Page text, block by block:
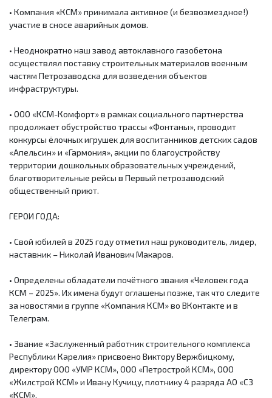
• Компания «КСМ» принимала активное (и безвозмездное!)
участие в сносе аварийных домов.
• Неоднократно наш завод автоклавного газобетона
осуществлял поставку строительных материалов военным
частям Петрозаводска для возведения объектов
инфраструктуры.
• ООО «КСМ-Комфорт» в рамках социального партнерства
продолжает обустройство трассы «Фонтаны», проводит
конкурсы ёлочных игрушек для воспитанников детских садов
«Апельсин» и «Гармония», акции по благоустройству
территории дошкольных образовательных учреждений,
благотворительные рейсы в Первый петрозаводский
общественный приют.
ГЕРОИ ГОДА:
• Свой юбилей в 2025 году отметил наш руководитель, лидер,
наставник – Николай Иванович Макаров.
• Определены обладатели почётного звания «Человек года
КСМ – 2025». Их имена будут оглашены позже, так что следите
за новостями в группе «Компания КСМ» во ВКонтакте и в
Телеграм.
• Звание «Заслуженный работник строительного комплекса
Республики Карелия» присвоено Виктору Вержбицкому,
директору ООО «УМР КСМ», ООО «Петрострой КСМ», ООО
«Жилстрой КСМ» и Ивану Кучицу, плотнику 4 разряда АО «СЗ
«КСМ».